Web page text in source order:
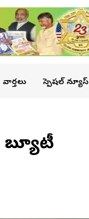
స్పెషల్ న్యూస్
బ్యూటీ